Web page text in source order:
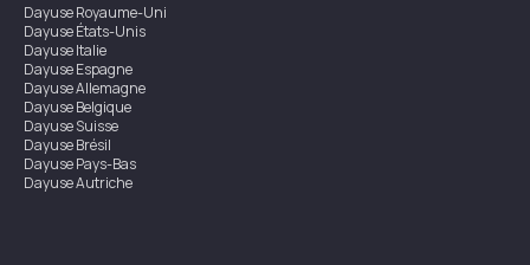
DayuseRoyaume-Uni
DayuseÉtats-Unis
DayuseItalie
DayuseEspagne
DayuseAllemagne
DayuseBelgique
DayuseSuisse
DayuseBrésil
DayusePays-Bas
DayuseAutriche